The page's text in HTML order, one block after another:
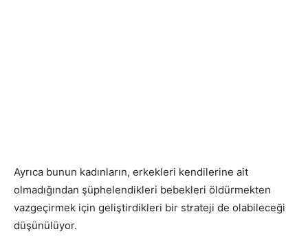
Ayrıca bunun kadınların, erkekleri kendilerine ait
olmadığından şüphelendikleri bebekleri öldürmekten
vazgeçirmek için geliştirdikleri bir strateji de olabileceği
düşünülüyor.